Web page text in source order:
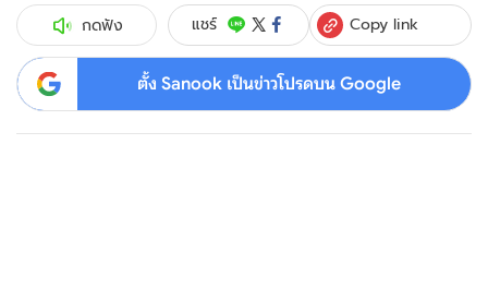
กดฟัง แชร์ Copy link
ตั้ง Sanook เป็นข่าวโปรดบน Google